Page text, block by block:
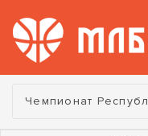
Турнир:
Чемпионат